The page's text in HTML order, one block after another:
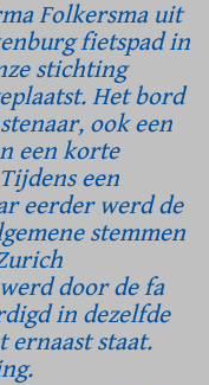
Folkersma uit
fietspad in
stichting
Het bord
ook een
een korte
een
eerder werd de
stemmen
door de fa
in dezelfde
ernaast staat.